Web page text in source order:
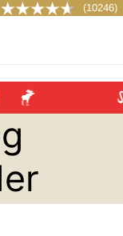
(10246)
LOGGA IN